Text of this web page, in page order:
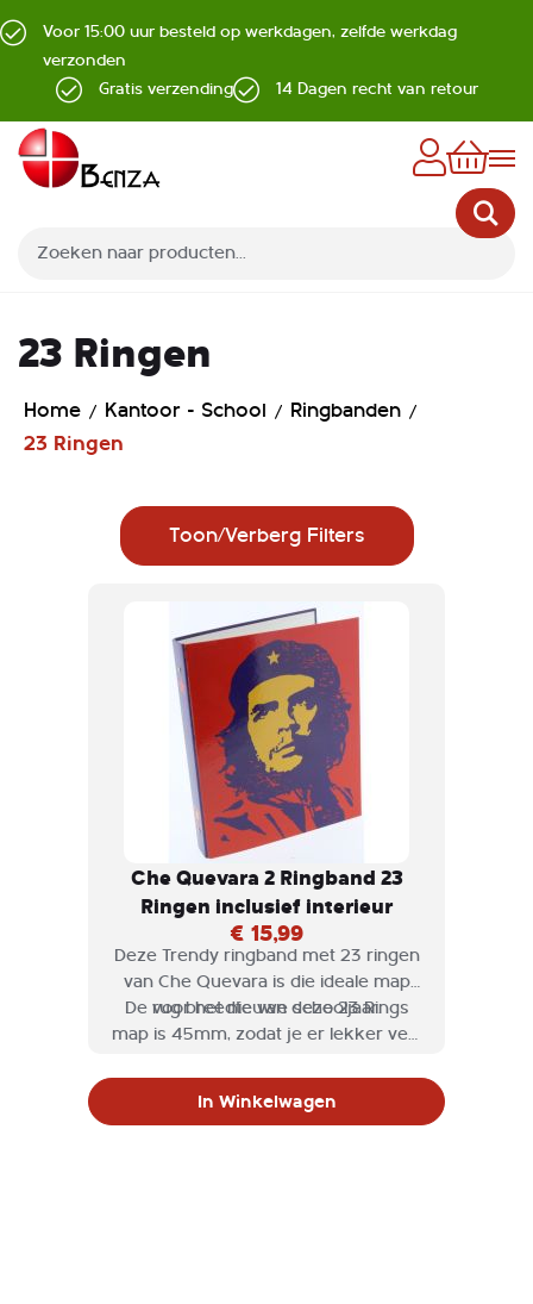
Voor 15:00 uur besteld op werkdagen, zelfde werkdag
verzonden
Gratis verzending
14 Dagen recht van retour
23 Ringen
Home Kantoor - School Ringbanden
23 Ringen
Toon/Verberg Filters
Che Quevara 2 Ringband 23
Ringen inclusief interieur
€ 15,99
Deze Trendy ringband met 23 ringen
van Che Quevara is die ideale map
voor het nieuwe schooljaar.
De rug breedte van deze 23 Rings
map is 45mm, zodat je er lekker veel
In Winkelwagen